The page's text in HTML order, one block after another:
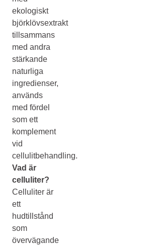
ekologiskt
björklövsextrakt
tillsammans
med andra
stärkande
naturliga
ingredienser,
används
med fördel
som ett
komplement
vid
cellulitbehandling.
Vad är
celluliter?
Celluliter är
ett
hudtillstånd
som
övervägande